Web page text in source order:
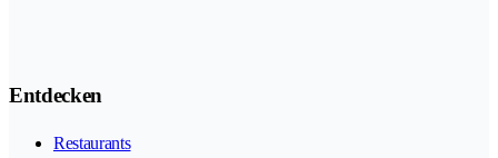
Entdecken
Restaurants